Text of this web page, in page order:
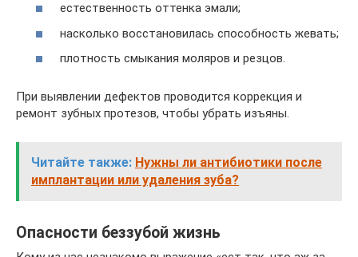
естественность оттенка эмали;
насколько восстановилась способность жевать;
плотность смыкания моляров и резцов.
При выявлении дефектов проводится коррекция и
ремонт зубных протезов, чтобы убрать изъяны.
Читайте также: Нужны ли антибиотики после
имплантации или удаления зуба?
Опасности беззубой жизнь